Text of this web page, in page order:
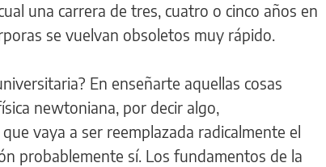
una carrera de tres, cuatro o cinco años en
se vuelvan obsoletos muy rápido.
En enseñarte aquellas cosas
newtoniana, por decir algo,
vaya a ser reemplazada radicalmente el
probablemente sí. Los fundamentos de la